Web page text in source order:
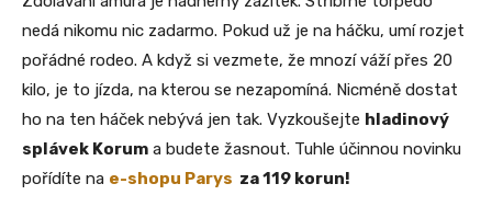
nedá nikomu nic zadarmo. Pokud už je na háčku, umí rozjet
pořádné rodeo. A když si vezmete, že mnozí váží přes 20
kilo, je to jízda, na kterou se nezapomíná. Nicméně dostat
ho na ten háček nebývá jen tak. Vyzkoušejte hladinový
splávek Korum a budete žasnout. Tuhle účinnou novinku
pořídíte na e-shopu Parys za 119 korun!